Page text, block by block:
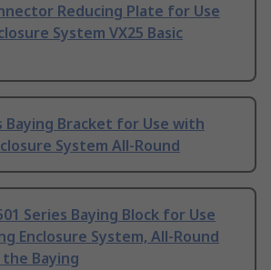
Reducing Plate for Use
System VX25 Basic
Baying Bracket for Use with
System All-Round
Series Baying Block for Use
Enclosure System, All-Round
Baying